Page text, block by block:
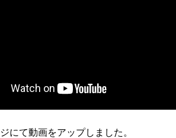
にて動画をアップしました。